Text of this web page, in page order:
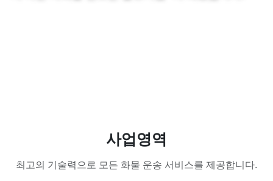
사업영역
최고의 기술력으로 모든 화물 운송 서비스를 제공합니다.